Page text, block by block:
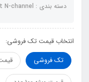
دسته بندی : Mosfet N-channel
انتخاب قیمت تک فروشی:
تک فروشی
قیمت